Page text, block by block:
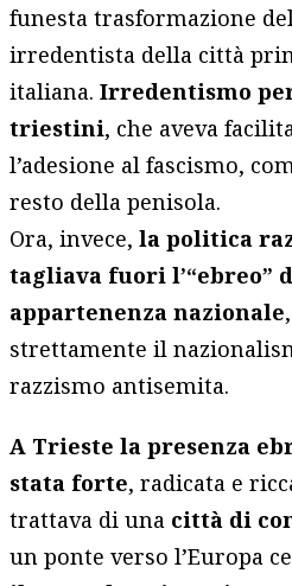
funesta trasformazione
irredentista della città
italiana.Irredentismo
triestini, che aveva
l’adesione al fascismo,
resto della penisola.
Ora, invece,la politica
tagliava fuori l’“ebreo”
appartenenza nazionale
strettamente il
razzismo antisemita.
A Trieste la presenza
stata forte, radicata e
trattava di una città di
un ponte verso l’Europa